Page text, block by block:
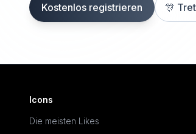
Kostenlos registrieren 🎊
Icons
Die meisten Likes